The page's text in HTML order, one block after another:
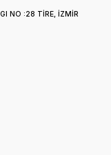
NO :28 TİRE, İZMİR